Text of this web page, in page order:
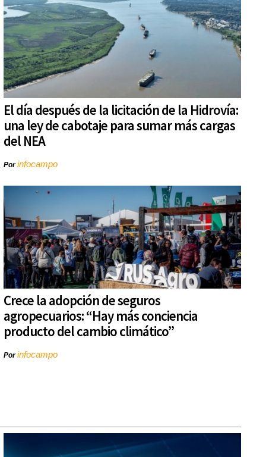
El día después de la licitación de la Hidrovía:
una ley de cabotaje para sumar más cargas
del NEA
Porinfocampo
Crece la adopción de seguros
agropecuarios: “Hay más conciencia
producto del cambio climático”
Porinfocampo